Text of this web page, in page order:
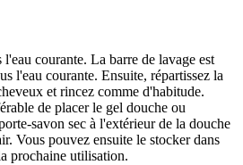
l'eau courante. La barre de lavage est
l'eau courante. Ensuite, répartissez la
et rincez comme d'habitude.
de placer le gel douche ou
savon sec à l'extérieur de la douche
Vous pouvez ensuite le stocker dans
prochaine utilisation.